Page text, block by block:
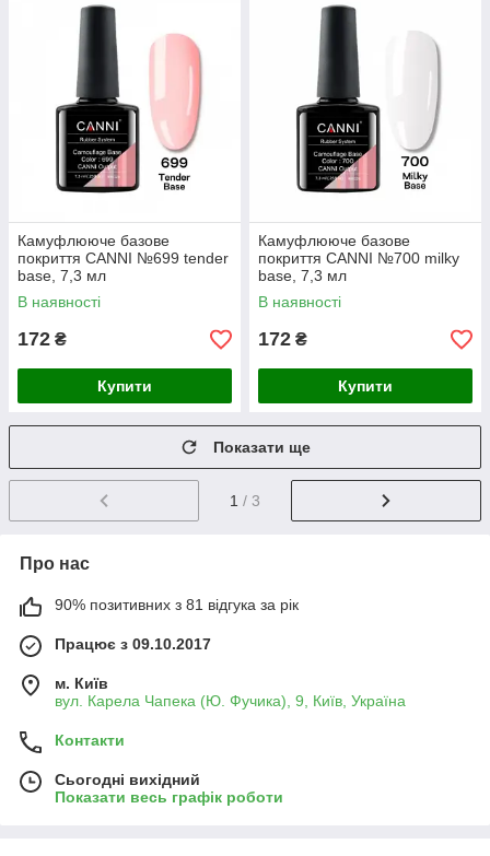
Камуфлююче базове
покриття CANNI №699 tender
base, 7,3 мл
В наявності
172 ₴
Купити
Камуфлююче базове
покриття CANNI №700 milky
base, 7,3 мл
В наявності
172 ₴
Купити
Показати ще
1 / 3
Про нас
90% позитивних з 81 відгука за рік
Працює з 09.10.2017
м. Київ
вул. Карела Чапека (Ю. Фучика), 9, Київ, Україна
Контакти
Сьогодні вихідний
Показати весь графік роботи